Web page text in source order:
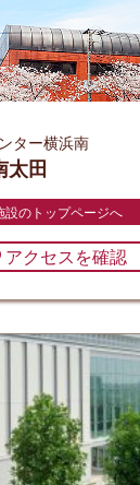
ター横浜南
太田
設のトップページへ
アクセスを確認